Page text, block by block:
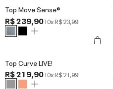
Top Move Sense®
R$ 239,9010xR$ 23,99
Top Curve LIVE!
R$ 219,9010xR$ 21,99